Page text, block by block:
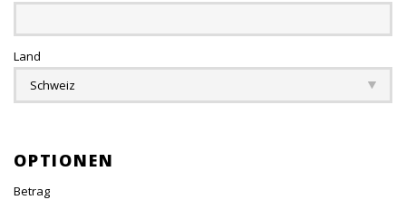
Land
OPTIONEN
Betrag